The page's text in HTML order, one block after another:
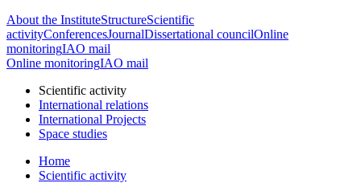
About the InstituteStructureScientific
activityConferencesJournalDissertational councilOnline
monitoringIAO mail
Online monitoringIAO mail
Scientific activity
International relations
International Projects
Space studies
Home
Scientific activity